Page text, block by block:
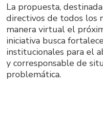
La propuesta,
directivos de todos los
manera virtual el
iniciativa busca
institucionales para el
y corresponsable de
problemática.